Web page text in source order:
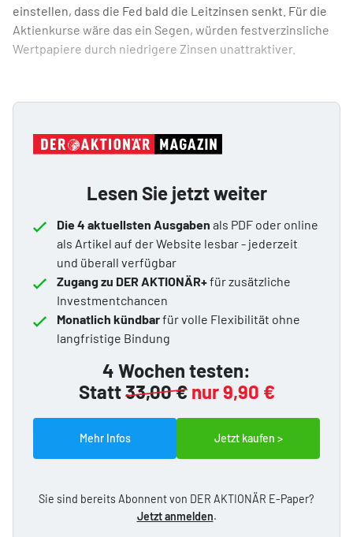
einstellen, dass die Fed bald die Leitzinsen senkt. Für die
Aktienkurse wäre das ein Segen, würden festverzinsliche
Wertpapiere durch niedrigere Zinsen unattraktiver.
Lesen Sie jetzt weiter
Die 4 aktuellsten Ausgaben als PDF oder online
als Artikel auf der Website lesbar - jederzeit
und überall verfügbar
Zugang zu DER AKTIONÄR+für zusätzliche
Investmentchancen
Monatlich kündbarfür volle Flexibilität ohne
langfristige Bindung
4 Wochen testen:
Statt33,00 € nur 9,90 €
Mehr Infos Jetzt kaufen >
Sie sind bereits Abonnent von DER AKTIONÄR E-Paper?
Jetzt anmelden.